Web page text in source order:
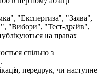
"Експертиза", "Заява",
"Вибори", "Тест-драйв",
на правах
спільно з
передрук, чи наступне